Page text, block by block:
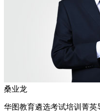
桑业龙
华图教育遴选考试培训菁